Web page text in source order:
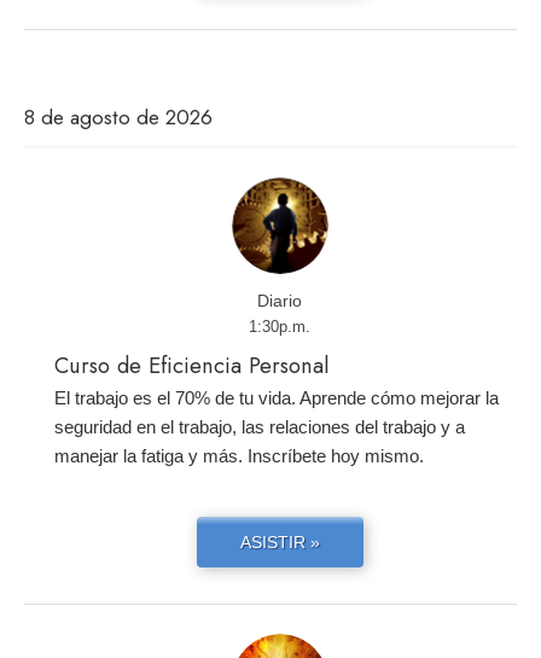
8 de agosto de 2026
Diario
1:30p.m.
Curso de Eficiencia Personal
El trabajo es el 70% de tu vida. Aprende cómo mejorar la
seguridad en el trabajo, las relaciones del trabajo y a
manejar la fatiga y más. Inscríbete hoy mismo.
ASISTIR »